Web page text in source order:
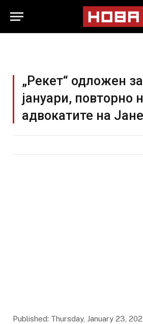
„Рекет“ одложен
јануари, повторно
адвокатите на
Published: Thursday, January 23,